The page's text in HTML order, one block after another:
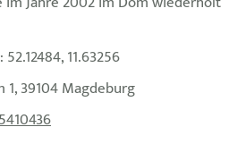
: 52.12484, 11.63256
1, 39104 Magdeburg